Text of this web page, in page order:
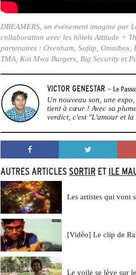
DREAMERS, un événement imaginé par
collaboration avec les hôtels Attitude +
partenaires : Oxenham, Sofap, Omnibox,
TMA, Kot Mwa Burgers, Big Security et
VICTOR GENESTAR - Le
Un nouveau son, une
tient à cœur ! Avec sa
verdict, c'est "L'amour et la
AUTRES ARTICLES SORTIR ET ILE
Les artistes qui vont
[Vidéo] Le clip de
Le voile se lève sur